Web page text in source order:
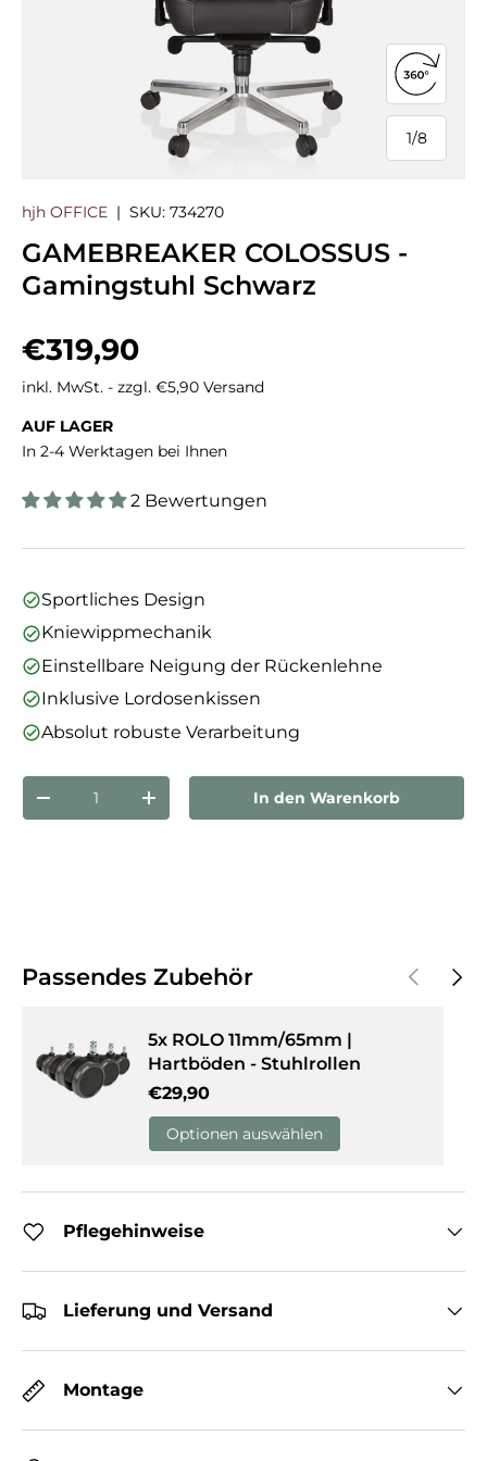
1/
von
8
360°-
hjh OFFICE | SKU: 734270
GAMEBREAKER COLOSSUS -
Gamingstuhl Schwarz
Normaler Preis
€319,90
inkl. MwSt. - zzgl. €5,90 Versand
AUF LAGER
In 2-4 Werktagen bei Ihnen
2 Bewertungen
Sportliches Design
Kniewippmechanik
Einstellbare Neigung der Rückenlehne
Inklusive Lordosenkissen
Absolut robuste Verarbeitung
Anzahl
Menge verringernMenge erhöhenIn den Warenkorb
Passendes Zubehör Vorherige
5x ROLO 11mm/65mm |
Hartböden - Stuhlrollen
Normaler Preis
€29,90
Optionen auswählen
Pflegehinweise
Lieferung und Versand
Montage